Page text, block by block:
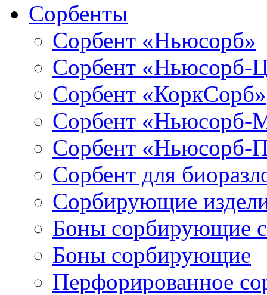
Сорбенты
Сорбент «Ньюсорб»
Сорбент «Ньюсорб-
Сорбент «КоркСорб»
Сорбент «Ньюсорб-
Сорбент «Ньюсорб-
Сорбент для
Сорбирующие
Боны сорбирующие
Боны сорбирующие
Перфорированное